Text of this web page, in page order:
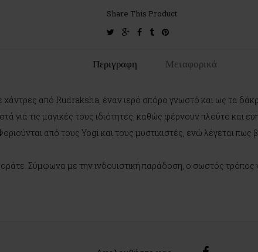
Share This Product
twittergoogle-facebook
tumblrpinterest
Περιγραφη
Μεταφορικά
χάντρες από Rudraksha, έναν ιερό σπόρο γνωστό και ως τα
για τις μαγικές τους ιδιότητες, καθώς φέρνουν πλούτο και
από τους Yogi και τους μυστικιστές, ενώ λέγεται
Σύμφωνα με την ινδουιστική παράδοση, ο σωστός τρόπος